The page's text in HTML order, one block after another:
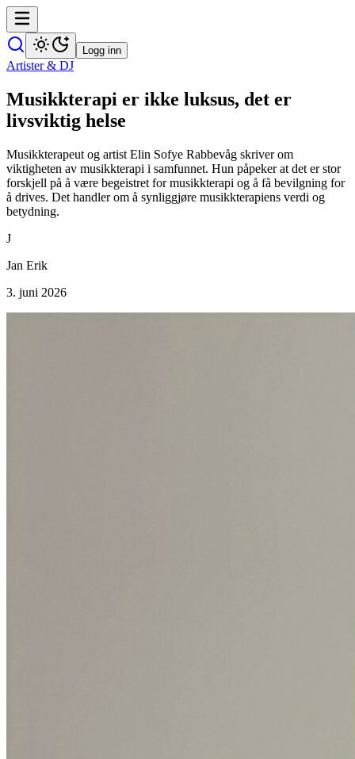
Logg inn
Artister & DJ
Musikkterapi er ikke luksus, det er
livsviktig helse
Musikkterapeut og artist Elin Sofye Rabbevåg skriver om
viktigheten av musikkterapi i samfunnet. Hun påpeker at det er stor
forskjell på å være begeistret for musikkterapi og å få bevilgning for
å drives. Det handler om å synliggjøre musikkterapiens verdi og
betydning.
J
Jan Erik
3. juni 2026